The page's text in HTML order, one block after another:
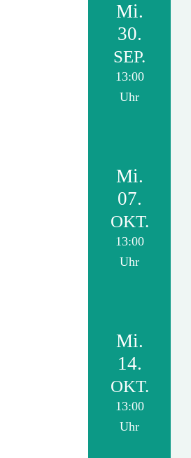
Mi.
30.
SEP.
13:00
Uhr
Mi.
07.
OKT.
13:00
Uhr
Mi.
14.
OKT.
13:00
Uhr